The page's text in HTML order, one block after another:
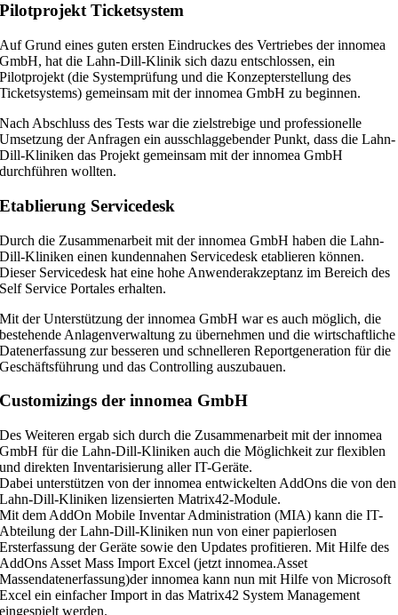
Pilotprojekt Ticketsystem
Auf Grund eines guten ersten Eindruckes des Vertriebes der innomea
GmbH, hat die Lahn-Dill-Klinik sich dazu entschlossen, ein
Pilotprojekt (die Systemprüfung und die Konzepterstellung des
Ticketsystems) gemeinsam mit der innomea GmbH zu beginnen.
Nach Abschluss des Tests war die zielstrebige und professionelle
Umsetzung der Anfragen ein ausschlaggebender Punkt, dass die Lahn-
Dill-Kliniken das Projekt gemeinsam mit der innomea GmbH
durchführen wollten.
Etablierung Servicedesk
Durch die Zusammenarbeit mit der innomea GmbH haben die Lahn-
Dill-Kliniken einen kundennahen Servicedesk etablieren können.
Dieser Servicedesk hat eine hohe Anwenderakzeptanz im Bereich des
Self Service Portales erhalten.
Mit der Unterstützung der innomea GmbH war es auch möglich, die
bestehende Anlagenverwaltung zu übernehmen und die wirtschaftliche
Datenerfassung zur besseren und schnelleren Reportgeneration für die
Geschäftsführung und das Controlling auszubauen.
Customizings der innomea GmbH
Des Weiteren ergab sich durch die Zusammenarbeit mit der innomea
GmbH für die Lahn-Dill-Kliniken auch die Möglichkeit zur flexiblen
und direkten Inventarisierung aller IT-Geräte.
Dabei unterstützen von der innomea entwickelten AddOns die von den
Lahn-Dill-Kliniken lizensierten Matrix42-Module.
Mit dem AddOn Mobile Inventar Administration (MIA) kann die IT-
Abteilung der Lahn-Dill-Kliniken nun von einer papierlosen
Ersterfassung der Geräte sowie den Updates profitieren. Mit Hilfe des
AddOns Asset Mass Import Excel (jetzt innomea.Asset
Massendatenerfassung)der innomea kann nun mit Hilfe von Microsoft
Excel ein einfacher Import in das Matrix42 System Management
eingespielt werden.